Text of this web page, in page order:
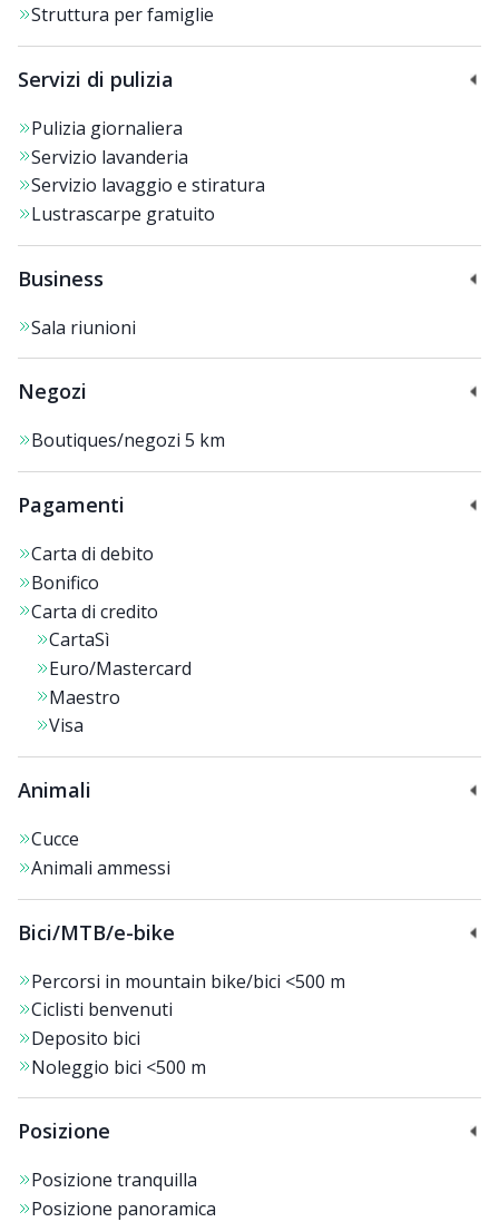
Struttura per famiglie
Servizi di pulizia
Pulizia giornaliera
Servizio lavanderia
Servizio lavaggio e stiratura
Lustrascarpe gratuito
Business
Sala riunioni
Negozi
Boutiques/negozi 5 km
Pagamenti
Carta di debito
Bonifico
Carta di credito
CartaSì
Euro/Mastercard
Maestro
Visa
Animali
Cucce
Animali ammessi
Bici/MTB/e-bike
Percorsi in mountain bike/bici <500 m
Ciclisti benvenuti
Deposito bici
Noleggio bici <500 m
Posizione
Posizione tranquilla
Posizione panoramica